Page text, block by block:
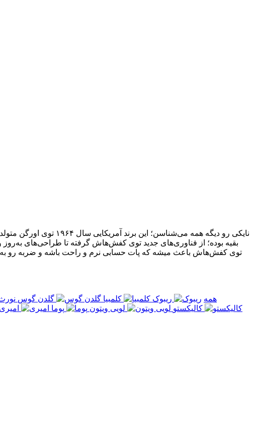
نایکی رو دیگه همه
بقیه بوده؛ از فناوری‌های جدید توی کفش‌هاش گرفته تا طراحی‌های
همه
ریبوک کلمبیا گلدن گوس
کالیکستو
لویی ویتون پوما امیری